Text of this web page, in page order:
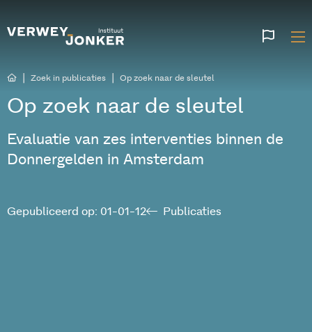
Zoek in publicaties Op zoek naar de sleutel
Op zoek naar de sleutel
Evaluatie van zes interventies binnen de
Donnergelden in Amsterdam
Publicaties
Gepubliceerd op: 01-01-12